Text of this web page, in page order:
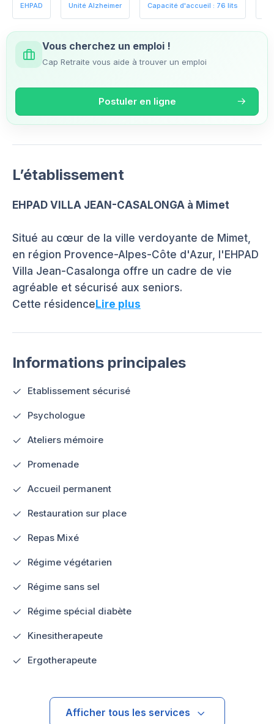
EHPAD Unité Alzheimer Capacité d'accueil : 76 lits
Vous cherchez un emploi !
Cap Retraite vous aide à trouver un emploi
Postuler en ligne
L’établissement
EHPAD VILLA JEAN-CASALONGA à Mimet
Situé au cœur de la ville verdoyante de Mimet,
en région Provence-Alpes-Côte d'Azur, l'EHPAD
Villa Jean-Casalonga offre un cadre de vie
agréable et sécurisé aux seniors.
Cette résidenceLire plus
Informations principales
Etablissement sécurisé
Psychologue
Ateliers mémoire
Promenade
Accueil permanent
Restauration sur place
Repas Mixé
Régime végétarien
Régime sans sel
Régime spécial diabète
Kinesitherapeute
Ergotherapeute
Afficher tous les services